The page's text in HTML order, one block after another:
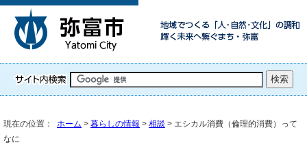
現在の位置： ホーム > 暮らしの情報 > 相談 > エシカル消費（倫理的消費）って
なに